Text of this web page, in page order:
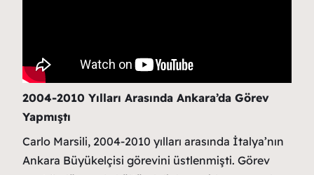
2004-2010 Yılları Arasında Ankara’da Görev
Yapmıştı
Carlo Marsili, 2004-2010 yılları arasında İtalya’nın
Ankara Büyükelçisi görevini üstlenmişti. Görev